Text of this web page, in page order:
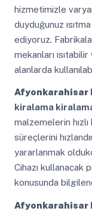
hizmetimizle
duyduğunuz
ediyoruz.
mekanları
alanlarda
Afyonkarahisar
kiralama
malzemelerin
süreçlerini
yararlanmak
Cihazı kullanacak
konusunda
Afyonkarahisar